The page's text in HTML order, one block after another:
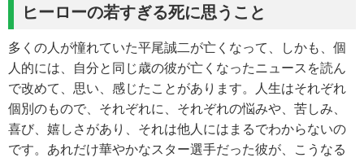
ヒーローの若すぎる死に思うこと
多くの人が憧れていた平尾誠二が亡くなって、しかも、個
人的には、自分と同じ歳の彼が亡くなったニュースを読ん
で改めて、思い、感じたことがあります。人生はそれぞれ
個別のもので、それぞれに、それぞれの悩みや、苦しみ、
喜び、嬉しさがあり、それは他人にはまるでわからないの
です。あれだけ華やかなスター選手だった彼が、こうなる